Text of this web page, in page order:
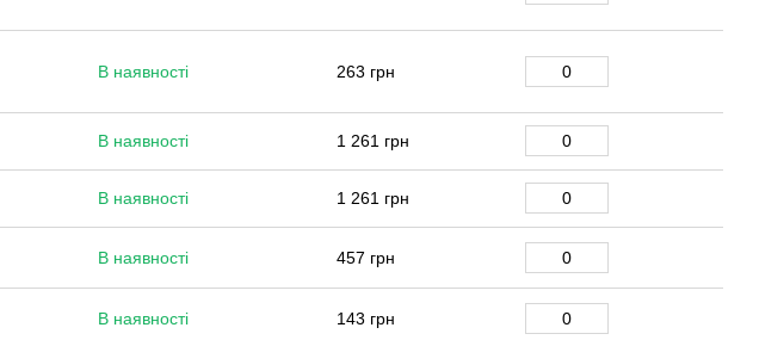
В наявності 263 грн
В наявності 1 261 грн
В наявності 1 261 грн
В наявності 457 грн
В наявності 143 грн